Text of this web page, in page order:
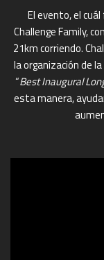
El evento, el
Challenge Family,
21km corriendo.
la organización de
“Best Inaugural
esta manera,